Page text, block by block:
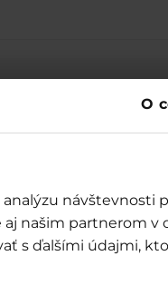
O
návštevnosti
našim partnerom v
s ďalšími údajmi,